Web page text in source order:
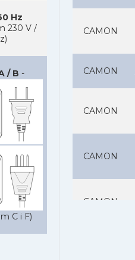
Hz
230 V /
/ B -
C i F)
CAMON
CAMON
CAMON
CAMON
CAMON